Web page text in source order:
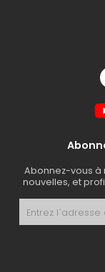
Abonnez-vous à
nouvelles, et